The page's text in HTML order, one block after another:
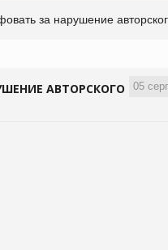
за нарушение
05
АВТОРСКОГО